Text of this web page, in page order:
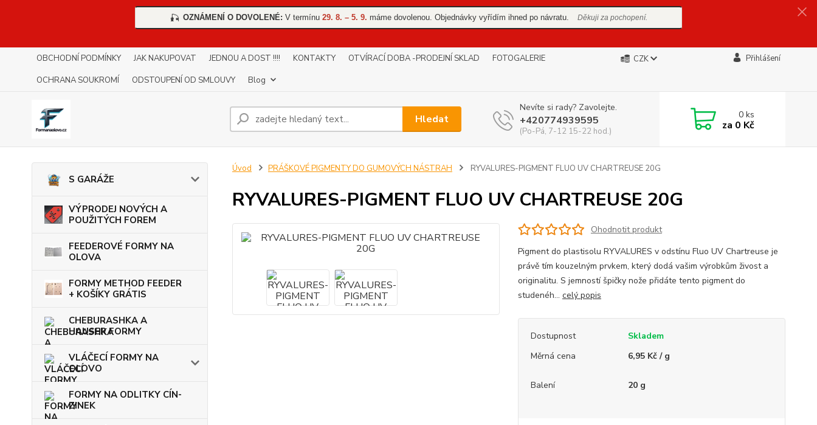
🎣 OZNÁMENÍ O DOVOLENÉ: V termínu 29. 8. – 5. 9. máme dovolenou. Objednávky vyřídím ihned po návratu. Děkuji za pochopení.
OBCHODNÍ PODMÍNKY JAK NAKUPOVAT JEDNOU A DOST !!!! KONTAKTY OTVÍRACÍ DOBA -PRODEJNÍ SKLAD
FOTOGALERIE
OCHRANA SOUKROMÍ
ODSTOUPENÍ OD SMLOUVY Blog
CZK Přihlášení
Hledat
Nevíte si rady? Zavolejte.
+420774939595
(Po-Pá, 7-12 15-22 hod.)
0ks
za 0 Kč
S GARÁŽE
VÝPRODEJ NOVÝCH A
POUŽITÝCH FOREM
FEEDEROVÉ FORMY NA
OLOVA
FORMY METHOD FEEDER
+ KOŠÍKY GRÁTIS
CHEBURASHKA A
HAUSER FORMY
VLÁČECÍ FORMY NA
OLOVO
FORMY NA ODLITKY CÍN-
ZINEK
Úvod PRÁŠKOVÉ PIGMENTY DO GUMOVÝCH NÁSTRAH RYVALURES-PIGMENT FLUO UV CHARTREUSE 20G
RYVALURES-PIGMENT FLUO UV CHARTREUSE 20G
Ohodnotit produkt
Pigment do plastisolu RYVALURES v odstínu Fluo UV Chartreuse je
právě tím kouzelným prvkem, který dodá vašim výrobkům živost a
originalitu. S jemností špičky nože přidáte tento pigment do
studenéh... celý popis
Dostupnost
Skladem
Měrná cena
6,95 Kč / g
Balení 20 g